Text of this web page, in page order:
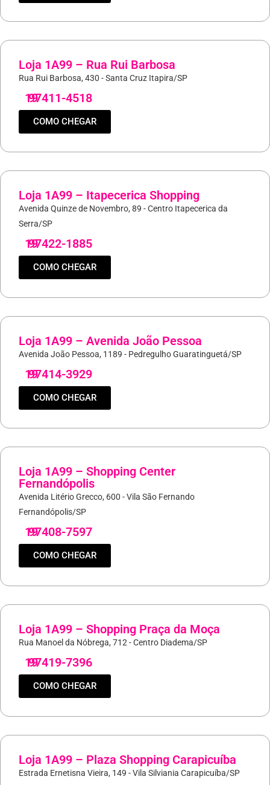
Loja 1A99 – Rua Rui Barbosa
Rua Rui Barbosa, 430 - Santa Cruz Itapira/SP
19
97411-4518
COMO CHEGAR
Loja 1A99 – Itapecerica Shopping
Avenida Quinze de Novembro, 89 - Centro Itapecerica da
Serra/SP
19
97422-1885
COMO CHEGAR
Loja 1A99 – Avenida João Pessoa
Avenida João Pessoa, 1189 - Pedregulho Guaratinguetá/SP
19
97414-3929
COMO CHEGAR
Loja 1A99 – Shopping Center
Fernandópolis
Avenida Litério Grecco, 600 - Vila São Fernando
Fernandópolis/SP
19
97408-7597
COMO CHEGAR
Loja 1A99 – Shopping Praça da Moça
Rua Manoel da Nóbrega, 712 - Centro Diadema/SP
19
97419-7396
COMO CHEGAR
Loja 1A99 – Plaza Shopping Carapicuíba
Estrada Ernetisna Vieira, 149 - Vila Silviania Carapicuíba/SP